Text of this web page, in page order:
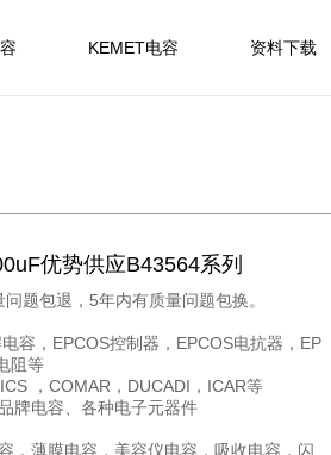
KEMET电容 资料下载
优势供应B43564系列
题包退，5年内有质量问题包换。
容，EPCOS控制器，EPCOS电抗器，EP
阻等
，COMAR，DUCADI，ICAR等
牌电容、各种电子元器件
，薄膜电容，美容仪电容，吸收电容，闪